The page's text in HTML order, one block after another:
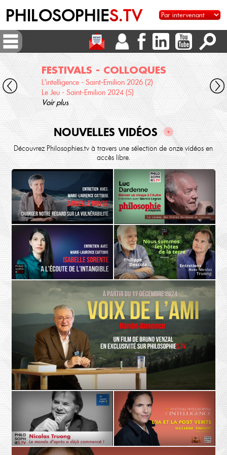
PHILOSOPHIES.TV
FESTIVALS - COLLOQUES
L'intelligence - Saint-Emilion 2026 (2)
Le Jeu - Saint-Emilion 2024 (5)
Voir plus
NOUVELLES VIDÉOS ▼
Découvrez Philosophies.tv à travers une sélection de onze vidéos en
accès libre.
ETHIQUE
Danielle Moyse
Changer notre regard sur la
vulnérabilité
L'AUTRE
Luc Dardenne
Donner un visage à l’Autre,
entretien avec Luc Dardenne
Isabelle Sorente, Marie-Laurence
À l’écoute de l’intangible
LA TERRE
Philippe Descola - Nicolas Truong
Nous somme les hôtes de la terre
- Teaser